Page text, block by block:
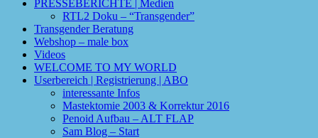
PRESSEBERICHTE | Medien
RTL2 Doku – “Transgender”
Transgender Beratung
Webshop – male box
Videos
WELCOME TO MY WORLD
Userbereich | Registrierung | ABO
interessante Infos
Mastektomie 2003 & Korrektur 2016
Penoid Aufbau – ALT FLAP
Sam Blog – Start